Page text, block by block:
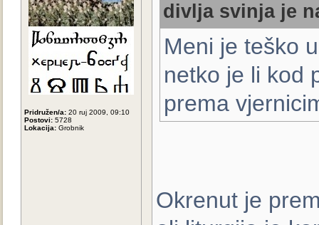
Pridružen/a: 20 ruj 2009, 09:10
Postovi: 5728
Lokacija: Grobnik
divlja svinja je
Meni je teško
netko je li kod
prema
Okrenut je